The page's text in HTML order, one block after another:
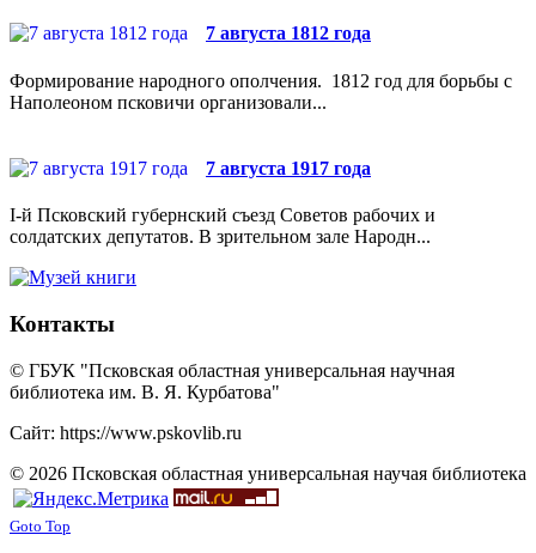
7 августа 1812 года
Формирование народного ополчения. 1812 год для борьбы с
Наполеоном псковичи организовали...
7 августа 1917 года
I-й Псковский губернский съезд Советов рабочих и
солдатских депутатов. В зрительном зале Народн...
Контакты
© ГБУК "Псковская областная универсальная научная
библиотека им. В. Я. Курбатова"
Сайт: https://www.pskovlib.ru
© 2026 Псковская областная универсальная научая библиотека
Goto Top